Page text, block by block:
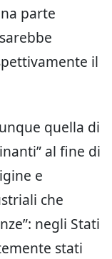
parte
il
quella di
al fine di
e
che
negli Stati
stati